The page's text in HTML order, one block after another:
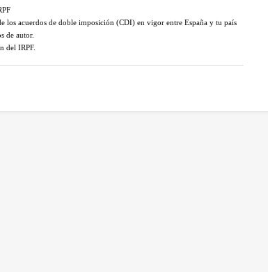
los acuerdos de doble imposición (CDI) en vigor entre España y tu país
de autor.
del IRPF.